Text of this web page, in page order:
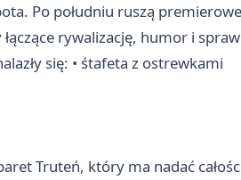
Po południu ruszą
łączące rywalizację, humor i
się: • śtafeta z ostrewkami
Truteń, który ma nadać